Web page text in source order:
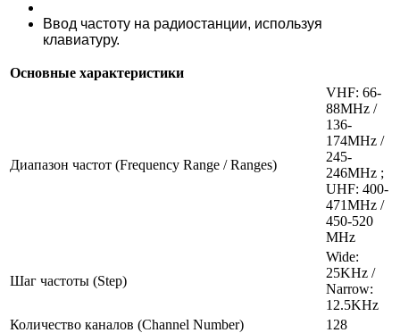
Ввод частоту на радиостанции, используя
клавиатуру.
Основные характеристики
Диапазон частот (Frequency Range / Ranges)
VHF: 66-
88MHz /
136-
174MHz /
245-
246MHz ;
UHF: 400-
471MHz /
450-520
MHz
Шаг частоты (Step)
Wide:
25KHz /
Narrow:
12.5KHz
Количество каналов (Channel Number)
128